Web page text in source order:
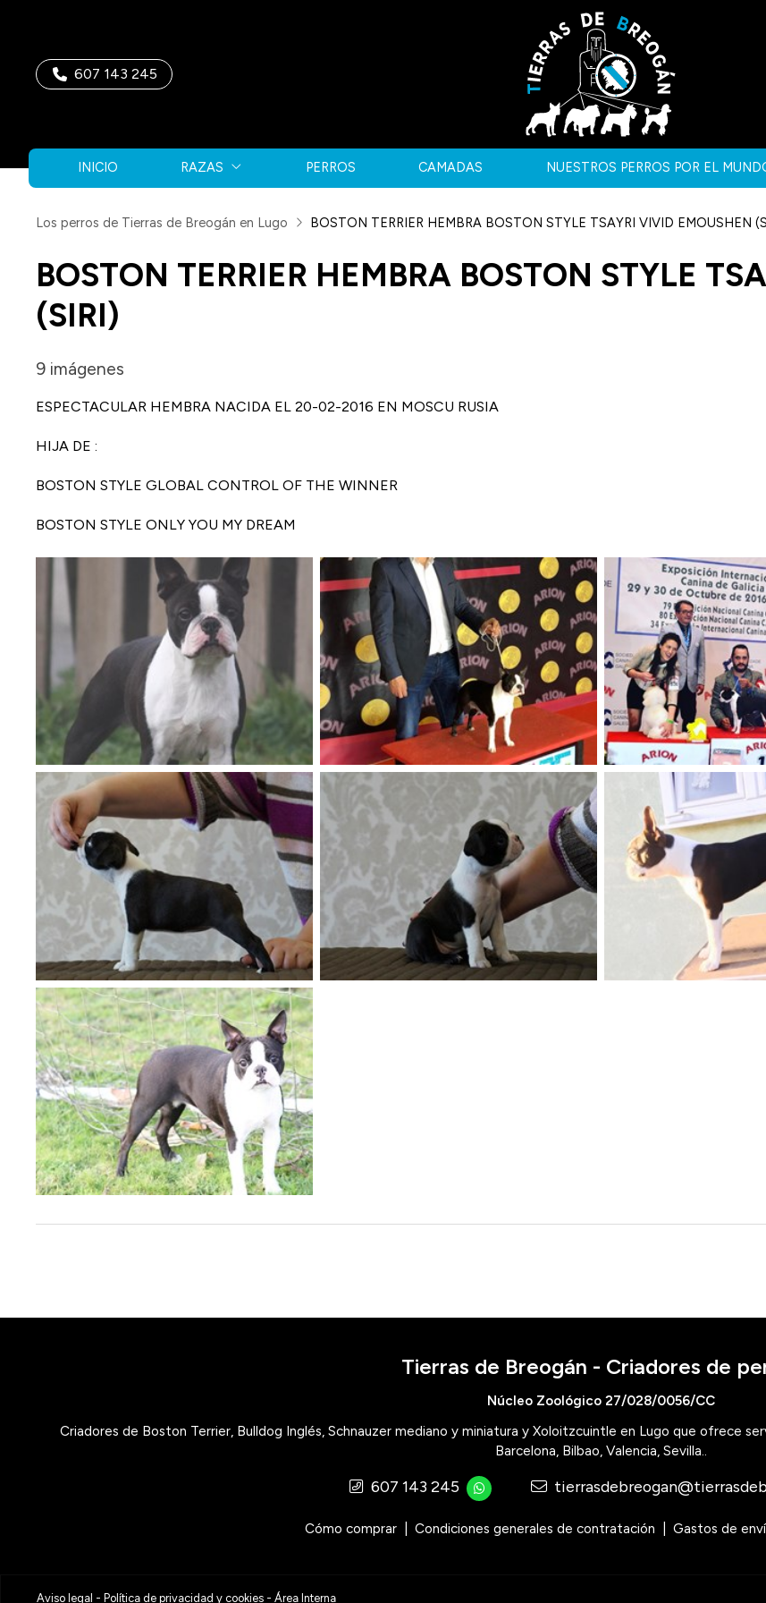
607 143 245
INICIO RAZAS PERROS CAMADAS NUESTROS PERROS POR EL
Los perros de Tierras de Breogán en Lugo BOSTON TERRIER HEMBRA BOSTON STYLE TSAYRI VIVID EMOUSHEN
BOSTON TERRIER HEMBRA BOSTON STYLE
(SIRI)
9 imágenes
ESPECTACULAR HEMBRA NACIDA EL 20-02-2016 EN MOSCU RUSIA
HIJA DE :
BOSTON STYLE GLOBAL CONTROL OF THE WINNER
BOSTON STYLE ONLY YOU MY DREAM
Tierras de Breogán - Criadores de
Núcleo Zoológico 27/028/0056/CC
Criadores de Boston Terrier, Bulldog Inglés, Schnauzer mediano y miniatura y Xoloitzcuintle en Lugo que ofrece
Barcelona, Bilbao, Valencia, Sevilla..
607 143 245
Cómo comprar Condiciones generales de contratación Gastos de
Aviso legal -Política de privacidad y cookies -Área Interna